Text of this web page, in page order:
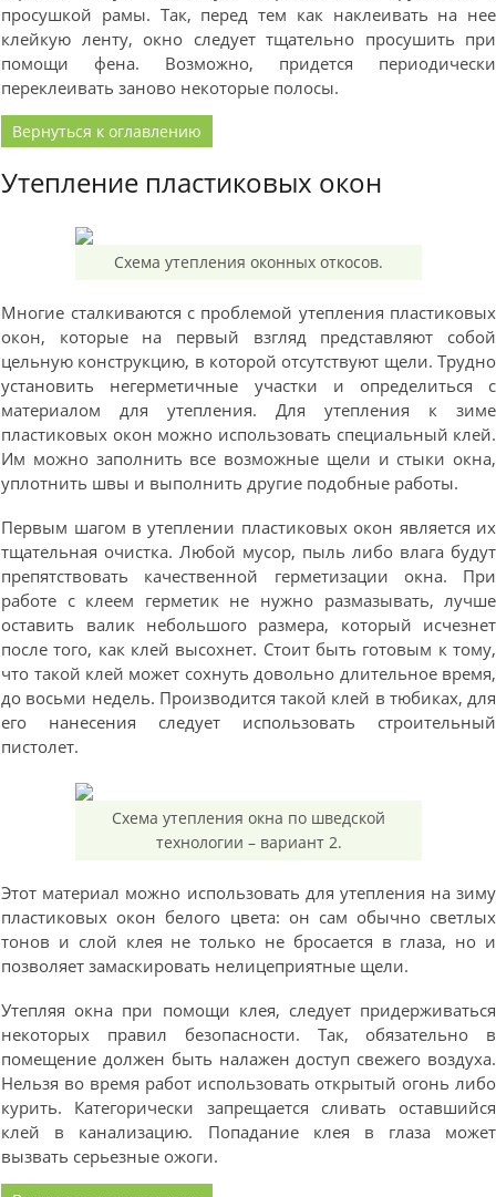
просушкой рамы. Так, перед тем как наклеивать на нее
клейкую ленту, окно следует тщательно просушить при
помощи фена. Возможно, придется периодически
переклеивать заново некоторые полосы.
Вернуться к оглавлению
Утепление пластиковых окон
Схема утепления оконных откосов.
Многие сталкиваются с проблемой утепления пластиковых
окон, которые на первый взгляд представляют собой
цельную конструкцию, в которой отсутствуют щели. Трудно
установить негерметичные участки и определиться с
материалом для утепления. Для утепления к зиме
пластиковых окон можно использовать специальный клей.
Им можно заполнить все возможные щели и стыки окна,
уплотнить швы и выполнить другие подобные работы.
Первым шагом в утеплении пластиковых окон является их
тщательная очистка. Любой мусор, пыль либо влага будут
препятствовать качественной герметизации окна. При
работе с клеем герметик не нужно размазывать, лучше
оставить валик небольшого размера, который исчезнет
после того, как клей высохнет. Стоит быть готовым к тому,
что такой клей может сохнуть довольно длительное время,
до восьми недель. Производится такой клей в тюбиках, для
его нанесения следует использовать строительный
пистолет.
Схема утепления окна по шведской
технологии – вариант 2.
Этот материал можно использовать для утепления на зиму
пластиковых окон белого цвета: он сам обычно светлых
тонов и слой клея не только не бросается в глаза, но и
позволяет замаскировать нелицеприятные щели.
Утепляя окна при помощи клея, следует придерживаться
некоторых правил безопасности. Так, обязательно в
помещение должен быть налажен доступ свежего воздуха.
Нельзя во время работ использовать открытый огонь либо
курить. Категорически запрещается сливать оставшийся
клей в канализацию. Попадание клея в глаза может
вызвать серьезные ожоги.